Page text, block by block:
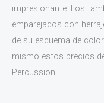
impresionante. Los
emparejados con
de su esquema de
mismo estos precios
Percussion!